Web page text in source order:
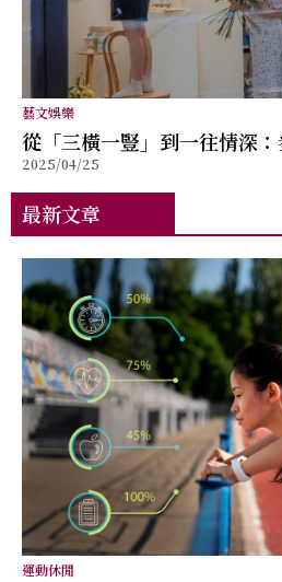
藝文娛樂
從「三橫一豎」到一往情深
生活的儀式感
2025/04/25
最新文章
運動休閒